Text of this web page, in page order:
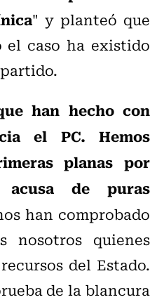
" y planteó que
el caso ha existido
han hecho con
el PC. Hemos
planas por
de puras
han comprobado
nosotros quienes
del Estado.
de la blancura